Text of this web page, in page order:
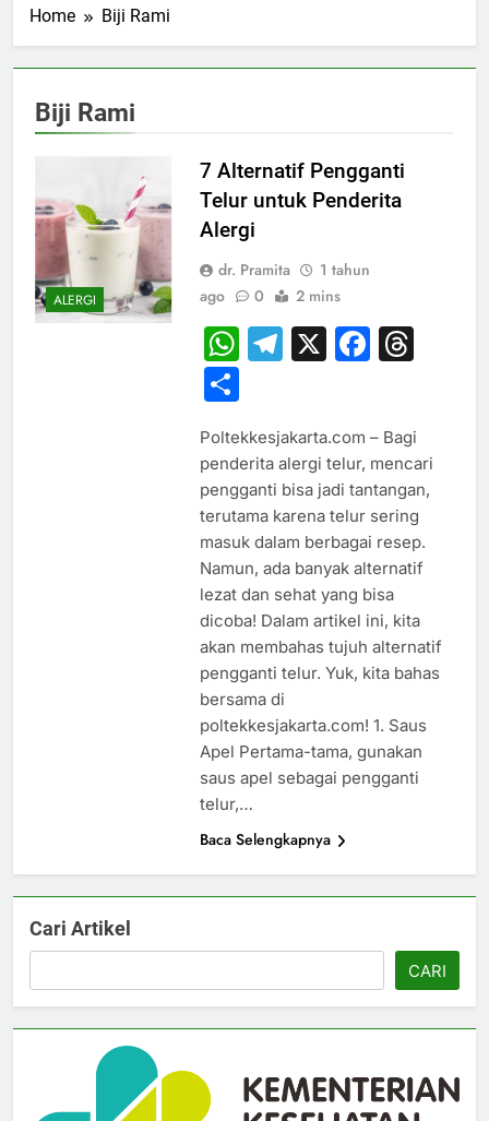
Home Biji Rami
Biji Rami
ALERGI
7 Alternatif Pengganti
Telur untuk Penderita
Alergi
dr. Pramita
1 tahun
ago
0 2 mins
WhatsApp
Telegram
X
Share
Poltekkesjakarta.com – Bagi
penderita alergi telur, mencari
pengganti bisa jadi tantangan,
terutama karena telur sering
masuk dalam berbagai resep.
Namun, ada banyak alternatif
lezat dan sehat yang bisa
dicoba! Dalam artikel ini, kita
akan membahas tujuh alternatif
pengganti telur. Yuk, kita bahas
bersama di
poltekkesjakarta.com! 1. Saus
Apel Pertama-tama, gunakan
saus apel sebagai pengganti
telur,…
Baca Selengkapnya
Cari Artikel
CARI